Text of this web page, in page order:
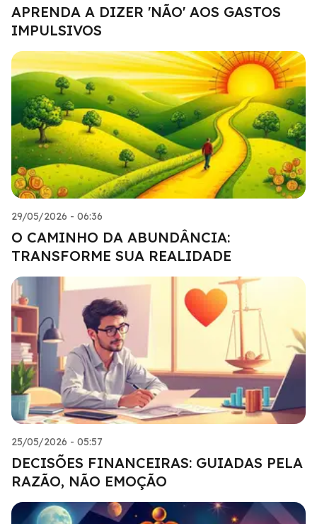
APRENDA A DIZER 'NÃO' AOS GASTOS
IMPULSIVOS
29/05/2026 - 06:36
O CAMINHO DA ABUNDÂNCIA:
TRANSFORME SUA REALIDADE
25/05/2026 - 05:57
DECISÕES FINANCEIRAS: GUIADAS PELA
RAZÃO, NÃO EMOÇÃO